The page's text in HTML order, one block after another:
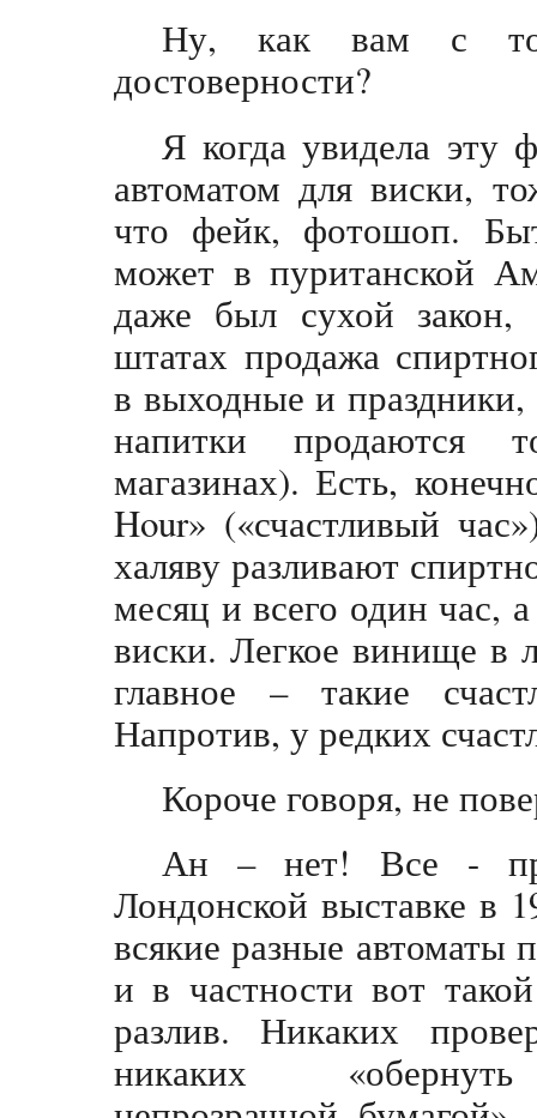
Ну, как вам с
достоверности?
Я когда увидела эту
автоматом для виски,
что фейк, фотошоп.
может в пуританской
даже был сухой закон,
штатах продажа
в выходные и
напитки продаются
магазинах). Есть,
Hour» («счастливый
халяву разливают
месяц и всего один час,
виски. Легкое винище в
главное – такие
Напротив, у редких
Короче говоря, не
Ан – нет! Все -
Лондонской выставке в
всякие разные автоматы
и в частности вот
разлив. Никаких
никаких